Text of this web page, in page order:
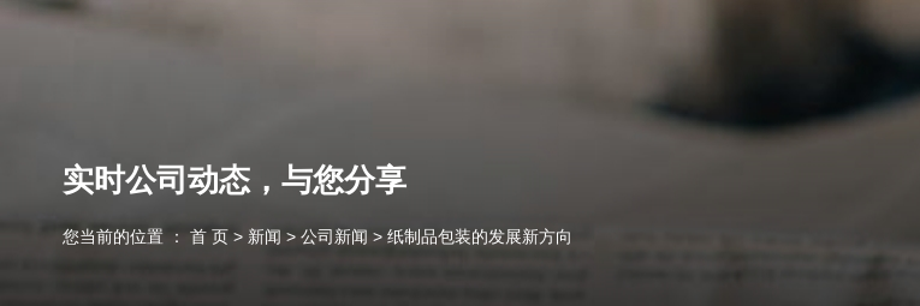
实时公司动态，与您分享
您当前的位置 ： 首 页 > 新闻 > 公司新闻 > 纸制品包装的发展新方向